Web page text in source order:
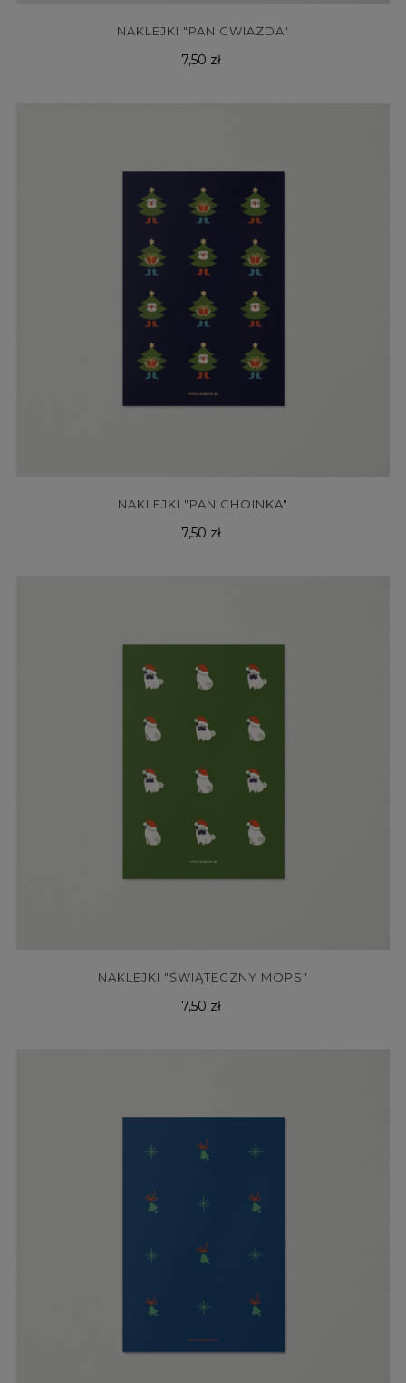
NAKLEJKI "PAN GWIAZDA"
Cena
7,50 zł
NAKLEJKI "PAN CHOINKA"
Cena
7,50 zł
NAKLEJKI "ŚWIĄTECZNY MOPS"
Cena
7,50 zł